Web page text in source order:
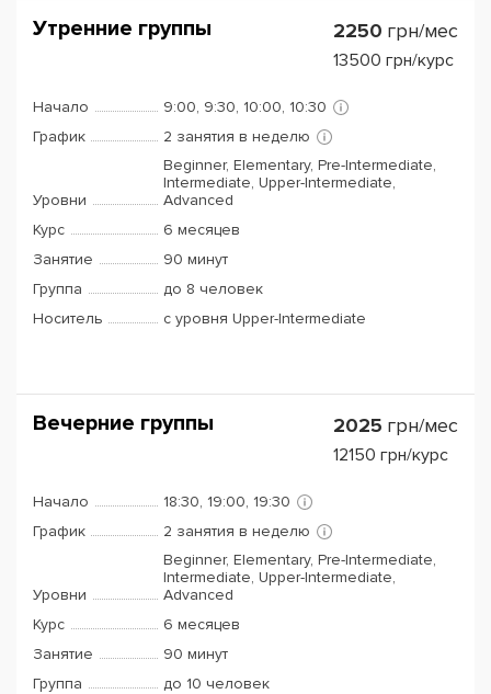
Утренние группы 2250 грн/мес
13500 грн/курс
Начало
9:00, 9:30, 10:00, 10:30
График
2 занятия в неделю
Уровни
Beginner, Elementary, Pre-Intermediate,
Intermediate, Upper-Intermediate,
Advanced
Курс
6 месяцев
Занятие
90 минут
Группа
до 8 человек
Носитель
с уровня Upper-Intermediate
Вечерние группы 2025 грн/мес
12150 грн/курс
Начало
18:30, 19:00, 19:30
График
2 занятия в неделю
Уровни
Beginner, Elementary, Pre-Intermediate,
Intermediate, Upper-Intermediate,
Advanced
Курс
6 месяцев
Занятие
90 минут
Группа
до 10 человек